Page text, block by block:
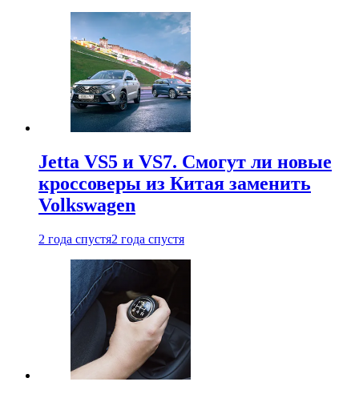
Jetta VS5 и VS7. Смогут ли новые
кроссоверы из Китая заменить
Volkswagen
2 года спустя2 года спустя